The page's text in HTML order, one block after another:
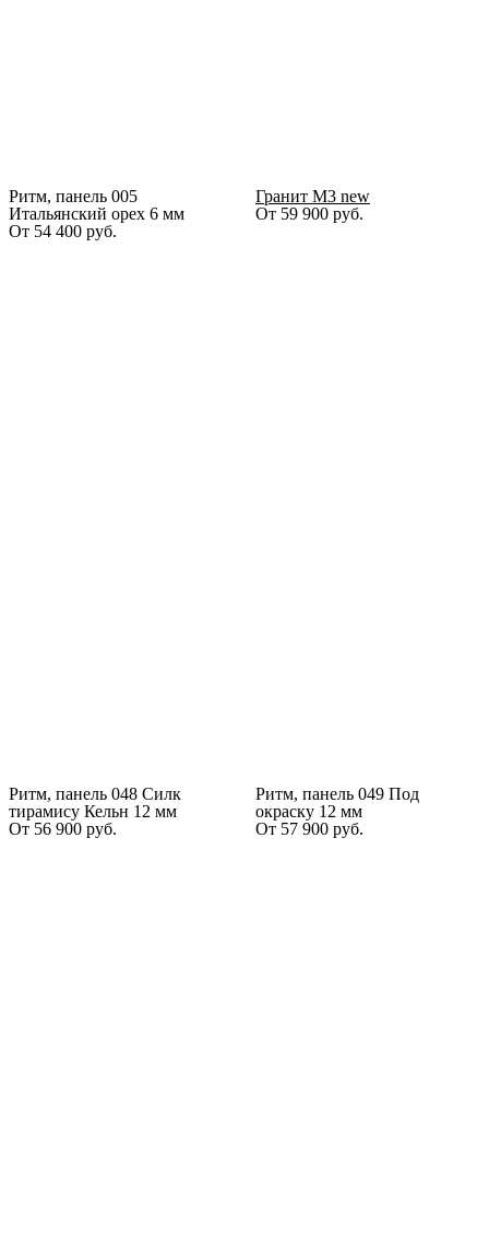
Ритм, панель 005
Итальянский орех 6 мм
От 54 400 руб.
Гранит М3 new
От 59 900 руб.
Ритм, панель 048 Силк
тирамису Кельн 12 мм
От 56 900 руб.
Ритм, панель 049 Под
окраску 12 мм
От 57 900 руб.